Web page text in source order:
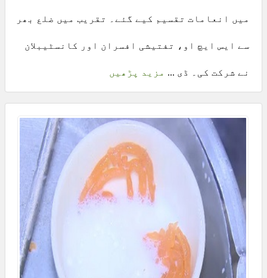
میں انعامات تقسیم کیے گئے۔ تقریب میں ضلع بھر
سے ایس ایچ او، تفتیشی افسران اور کانسٹیبلان
نے شرکت کی۔ ڈی ... مزید پڑھیں